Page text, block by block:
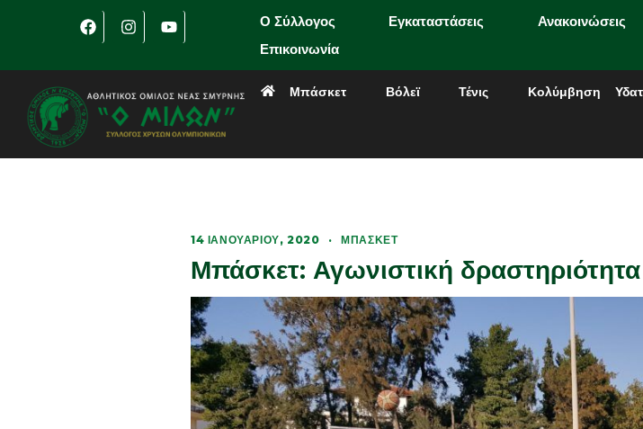
Ο Σύλλογος Εγκαταστάσεις Ανακοινώσεις
Επικοινωνία
Μπάσκετ Βόλεϊ Τένις Κολύμβηση
14 ΙΑΝΟΥΑΡΊΟΥ, 2020 · ΜΠΆΣΚΕΤ
Μπάσκετ: Αγωνιστική